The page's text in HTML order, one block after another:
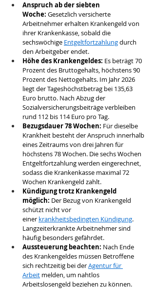
Anspruch ab der siebten
Woche: Gesetzlich versicherte
Arbeitnehmer erhalten Krankengeld von
ihrer Krankenkasse, sobald die
sechswöchige Entgeltfortzahlung durch
den Arbeitgeber endet.
Höhe des Krankengeldes: Es beträgt 70
Prozent des Bruttogehalts, höchstens 90
Prozent des Nettogehalts. Im Jahr 2026
liegt der Tageshöchstbetrag bei 135,63
Euro brutto. Nach Abzug der
Sozialversicherungsbeiträge verbleiben
rund 112 bis 114 Euro pro Tag.
Bezugsdauer 78 Wochen: Für dieselbe
Krankheit besteht der Anspruch innerhalb
eines Zeitraums von drei Jahren für
höchstens 78 Wochen. Die sechs Wochen
Entgeltfortzahlung werden eingerechnet,
sodass die Krankenkasse maximal 72
Wochen Krankengeld zahlt.
Kündigung trotz Krankengeld
möglich: Der Bezug von Krankengeld
schützt nicht vor
einer krankheitsbedingten Kündigung.
Langzeiterkrankte Arbeitnehmer sind
häufig besonders gefährdet.
Aussteuerung beachten: Nach Ende
des Krankengeldes müssen Betroffene
sich rechtzeitig bei der Agentur für
Arbeit melden, um nahtlos
Arbeitslosengeld beziehen zu können.